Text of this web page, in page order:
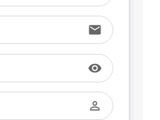
email
visibility
perm_identity